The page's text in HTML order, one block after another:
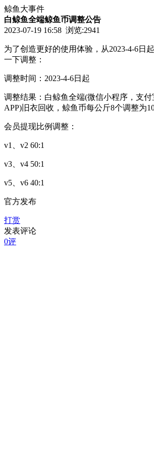
鲸鱼大事件
白鲸鱼全端鲸鱼币调整公告
2023-07-19 16:58 浏览:2941
为了创造更好的使用体验，从2023-4-6日
一下调整：
调整时间：2023-4-6日起
调整结果：白鲸鱼全端(微信小程序，支
APP)旧衣回收，鲸鱼币每公斤8个调整为
会员提现比例调整：
v1、v2 60:1
v3、v4 50:1
v5、v6 40:1
官方发布
打赏
发表评论
0评